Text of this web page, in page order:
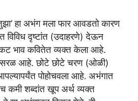
हा अभंग मला फार आवडतो कारण
विविध दृष्टांत (उदाहरणे) देऊन
भाव कवितेत व्यक्त केला आहे.
सरळ आहे. छोटे छोटे चरण (ओळी)
पोहोचवला आहे. अभंगात
कमी शब्दांत खूप अर्थ व्यक्त